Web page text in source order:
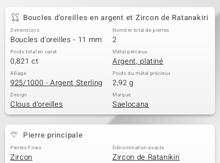
Boucles d'oreilles en argent et Zircon de Ratanakiri
Dimensions
Boucles d'oreilles - 11 mm
Nombre total de pierres
2
Poids total en carat
0,821 ct
Métal précieux
Argent, platiné
Alliage
925/1000 - Argent Sterling
Poids du métal précieux
2,92 g
Design
Clous d'oreilles
Marque
Saelocana
Pierre principale
Pierres Fines
Zircon
Dénomination exacte
Zircon de Ratanikiri